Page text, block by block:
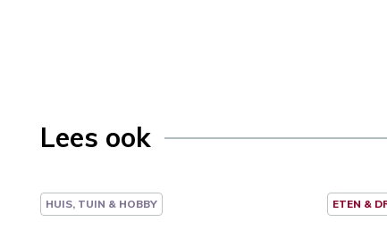
Lees ook
HUIS, TUIN & HOBBY ETEN &